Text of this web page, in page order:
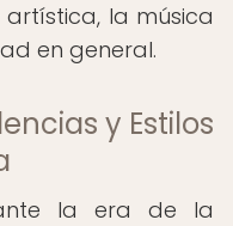
la música
en general.
y Estilos
la era de la